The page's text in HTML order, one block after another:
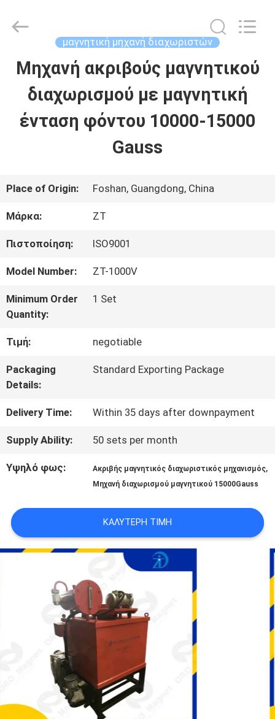
ΣΠΊΤΙ
ΠΡΟΪΌΝΤΑ
ΕΜΕΊΣ
ΓΎΡΟΣ
ΕΡΓΟΣΤΑΣΊΩΝ
ΠΟΙΟΤΙΚΌΣ
ΈΛΕΓΧΟΣ
ΜΑΣ
ΣΕ
ΕΠΑΦΉ
ΜΕ
ΕΙΔΉΣΕΙΣ
&
ΠΕΡΙΠΤΏΣΕΙΣ
SITEMAP
PRIVACY
Machinery
μαγνητική μηχανή διαχωριστών
Μηχανή ακριβούς μαγνητικού
διαχωρισμού με μαγνητική
ένταση φόντου 10000-15000
Gauss
Place of Origin: Foshan, Guangdong, China
Μάρκα: ZT
Πιστοποίηση: ISO9001
Model Number: ZT-1000V
Minimum Order
Quantity:
1 Set
Τιμή: negotiable
Packaging
Details:
Standard Exporting Package
Delivery Time: Within 35 days after downpayment
Supply Ability: 50 sets per month
Υψηλό φως: Ακριβής μαγνητικός διαχωριστικός μηχανισμός,
Μηχανή διαχωρισμού μαγνητικού 15000Gauss
ΚΑΛΎΤΕΡΗ ΤΙΜΉ